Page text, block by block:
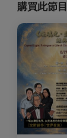
購買此節